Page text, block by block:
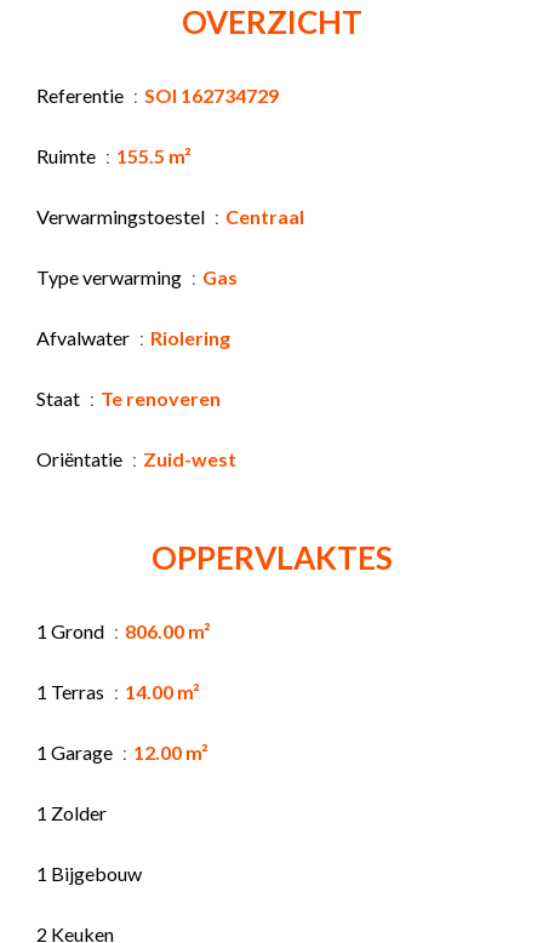
OVERZICHT
Referentie SOI 162734729
Ruimte 155.5 m²
Verwarmingstoestel Centraal
Type verwarming Gas
Afvalwater Riolering
Staat Te renoveren
Oriëntatie Zuid-west
OPPERVLAKTES
1 Grond 806.00 m²
1 Terras 14.00 m²
1 Garage 12.00 m²
1 Zolder
1 Bijgebouw
2 Keuken